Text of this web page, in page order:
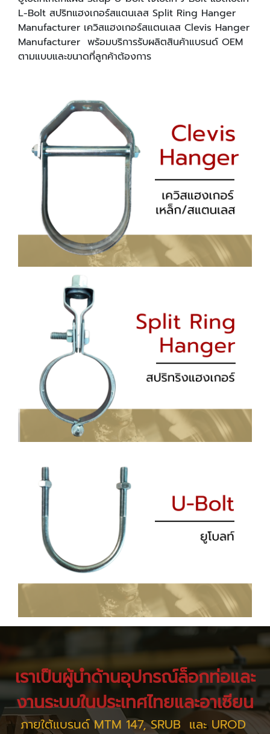
L-Bolt สปริทแฮงเกอร์สแตนเลส Split Ring Hanger
Manufacturer เควิสแฮงเกอร์สแตนเลส Clevis Hanger
Manufacturer พร้อมบริการรับผลิตสินค้าแบรนด์ OEM
ตามแบบและขนาดที่ลูกค้าต้องการ
เราเป็นผู้นำด้านอุปกรณ์ล็อกท่อและ
งานระบบในประเทศไทยและอาเซียน
ภายใต้แบรนด์ MTM 147, SRUB และ UROD